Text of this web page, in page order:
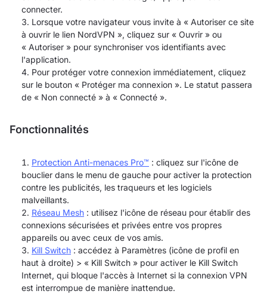
connecter.
Lorsque votre navigateur vous invite à « Autoriser ce site
à ouvrir le lien NordVPN », cliquez sur « Ouvrir » ou
« Autoriser » pour synchroniser vos identifiants avec
l'application.
Pour protéger votre connexion immédiatement, cliquez
sur le bouton « Protéger ma connexion ». Le statut passera
de « Non connecté » à « Connecté ».
Fonctionnalités
Protection Anti-menaces Pro™ : cliquez sur l'icône de
bouclier dans le menu de gauche pour activer la protection
contre les publicités, les traqueurs et les logiciels
malveillants.
Réseau Mesh : utilisez l'icône de réseau pour établir des
connexions sécurisées et privées entre vos propres
appareils ou avec ceux de vos amis.
Kill Switch : accédez à Paramètres (icône de profil en
haut à droite) > « Kill Switch » pour activer le Kill Switch
Internet, qui bloque l'accès à Internet si la connexion VPN
est interrompue de manière inattendue.